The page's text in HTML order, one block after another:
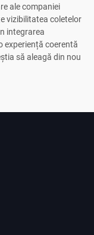
ale companiei
vizibilitatea coletelor
integrarea
experiență coerentă
să aleagă din nou